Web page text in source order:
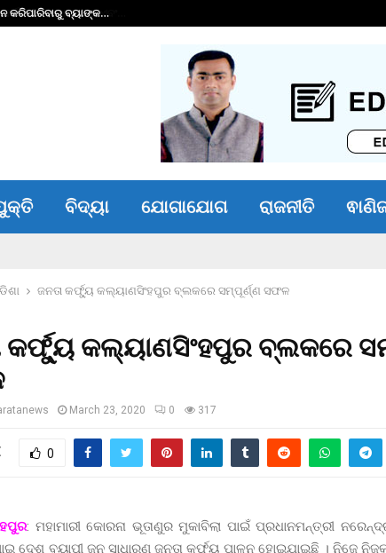
କରିପାରିବାରୁ ବ୍ୟାଙ୍କ…
ବିଦ୍ୟା ଯୋଗାଯୋଗ ରାଜନୀତି
ଜନତା କର୍ଫ୍ୟୁ କଲ୍ୟାଣସିଂହପୁର ବ୍ଲକରେ ସମ୍ପୂର୍ଣ୍ଣ ସଫଳ
କର୍ଫ୍ୟୁ କଲ୍ୟାଣସିଂହପୁର ବ୍ଲକରେ
March 23, 2020 0 317
0
: ମହାମାରୀ କୋରନା ଭୂତାଣୁର ମୁକାବିଲା ପାଇଁ ପ୍ରଧାନମନ୍ତ୍ରୀ
ଦେଶ ବ୍ୟାପୀ ଜନ ସାଧାରଣ ଜନତା କର୍ଫ୍ୟୁ ପାଳନ ହୋଇଯାଇଛି । ନିଜେ